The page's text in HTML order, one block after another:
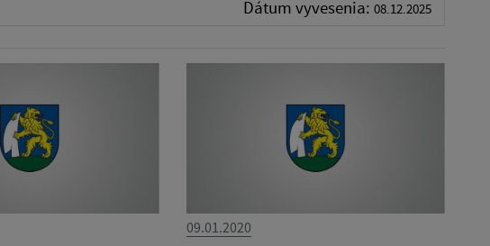
Dátum vyvesenia: 08.12.2025
09.01.2020